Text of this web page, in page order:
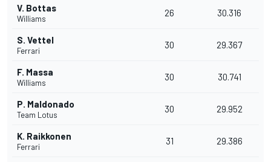
V. Bottas
Williams
26 30.316
S. Vettel
Ferrari
30 29.367
F. Massa
Williams
30 30.741
P. Maldonado
Team Lotus
30 29.952
K. Raikkonen
Ferrari
31 29.386